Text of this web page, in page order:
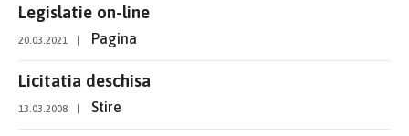
Legislatie on-line
20.03.2021 Pagina
Licitatia deschisa
13.03.2008 Stire